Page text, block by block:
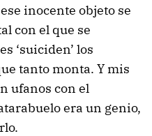
inocente objeto se
con el que se
‘suiciden’ los
tanto monta. Y mis
ufanos con el
era un genio,